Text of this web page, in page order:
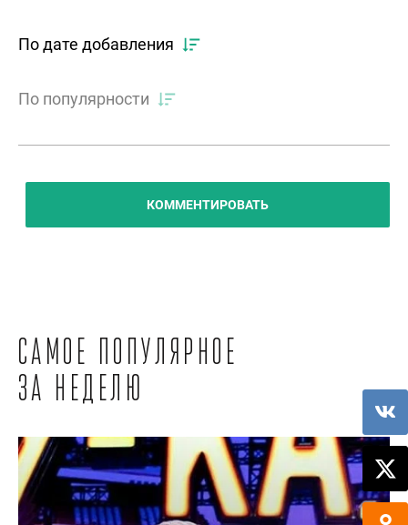
По дате добавления
По популярности
КОММЕНТИРОВАТЬ
Самое популярное
за неделю